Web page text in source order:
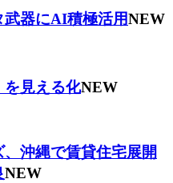
器にAI積極活用NEW
を見える化NEW
沖縄で賃貸住宅展開
NEW